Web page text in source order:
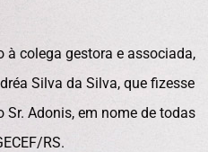
colega gestora e associada,
Silva da Silva, que fizesse
Adonis, em nome de todas
RS.